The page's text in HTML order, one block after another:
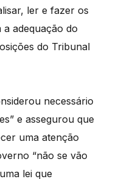
ler e fazer os
adequação do
do Tribunal
necessário
e assegurou que
uma atenção
“não se vão
lei que